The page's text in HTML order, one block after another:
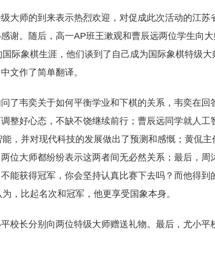
大师的到来表示热烈欢迎，对促成此次活动的江苏
谢。随后，高一AP班王漱观和曹辰远两位学生向
际象棋生涯，他们谈到了自己成为国际象棋特级
文作了简单翻译。
了韦奕关于如何平衡学业和下棋的关系，韦奕在回
整好心态，不缺不饶继续前行；曹辰远同学就人工
，并对现代科技的发展做出了预测和感慨；黄侃
位大师都纷纷表示这两者间无必然关系；最后，周
能获得冠军，你会坚持认真比赛下去吗？而他得到
，比起名次和冠军，他更享受国象本身。
校长分别向两位特级大师赠送礼物。最后，尤小平